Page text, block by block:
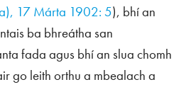
17 Márta 1902: 5), bhí an
ba bhreátha san
fada agus bhí an slua chomh
go leith orthu a mbealach a